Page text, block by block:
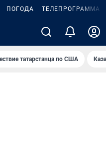
ПОГОДА ТЕЛЕПРОГРАММА
татарстанца по США